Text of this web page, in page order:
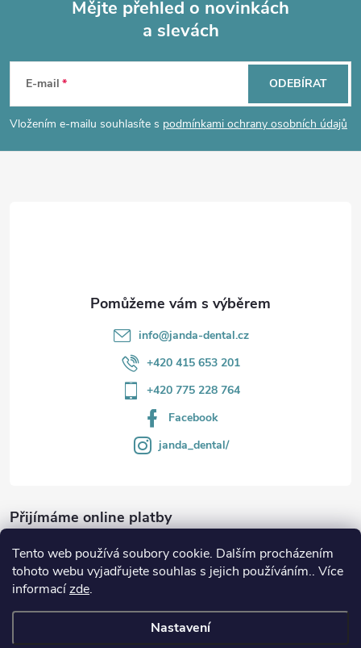
Tento web používá soubory cookie. Dalším procházením
tohoto webu vyjadřujete souhlas s jejich používáním.. Více
informacízde.
Nastavení
p
a
Mějte přehled o novinkách
a slevách
E-mail
Vložením e-mailu souhlasíte s podmínkami ochrany osobních údajů
ODEBÍRAT
info@janda-dental.cz
+420 415 653 201
+420 775 228 764
Facebook
janda_dental/
Přijímáme online platby